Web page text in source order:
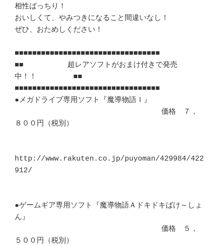
相性ばっちり！
おいしくて、やみつきになること間違いなし！
ぜひ、おためしください！
■■■■■■■■■■■■■■■■■■■■■■■■■■■■■■■■■
■■　　　　　　超レアソフトがおまけ付きで発売
中！！　　　　　■■
■■■■■■■■■■■■■■■■■■■■■■■■■■■■■■■■■
●メガドライブ専用ソフト『魔導物語Ｉ』
価格　７，
８００円（税別）
http://www.rakuten.co.jp/puyoman/429984/422
912/
●ゲームギア専用ソフト『魔導物語Ａドキドキばけ～しょ
ん』
価格　５，
５００円（税別）